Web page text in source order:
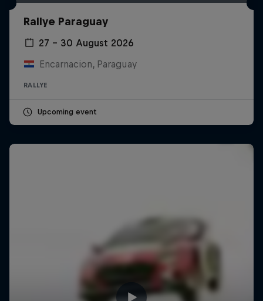
Rallye Paraguay
27 – 30 August 2026
Encarnacion, Paraguay
RALLYE
Upcoming event